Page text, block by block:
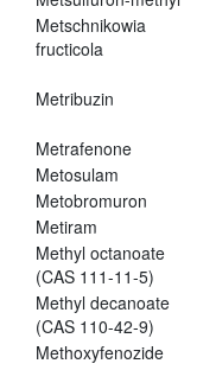
Metschnikowia
fructicola
Metribuzin
Metrafenone
Metosulam
Metobromuron
Metiram
Methyl octanoate
(CAS 111-11-5)
Methyl decanoate
(CAS 110-42-9)
Methoxyfenozide